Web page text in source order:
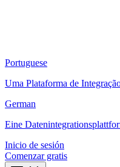
Portuguese
Uma Plataforma de
German
Eine
Inicio de sesión
Comenzar gratis